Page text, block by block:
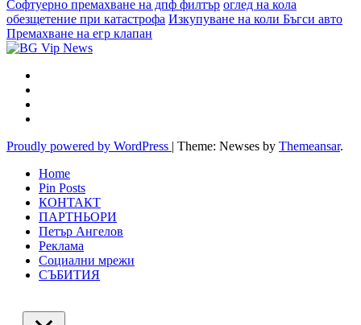
Софтуерно премахване на дпф филтър оглед на кола
обезщетение при катастрофа Изкупуване на коли Бъгси авто
Премахване на егр клапан
Proudly powered by WordPress | Theme: Newses by Themeansar.
Home
Pin Posts
КОНТАКТ
ПАРТНЬОРИ
Петър Ангелов
Реклама
Социални мрежи
СЪБИТИЯ